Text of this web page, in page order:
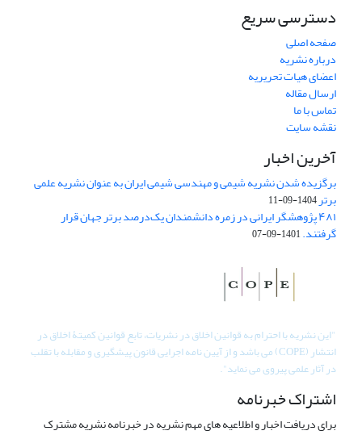
دسترسی سریع
صفحه اصلی
درباره نشریه
اعضای هیات تحریریه
ارسال مقاله
تماس با ما
نقشه سایت
آخرین اخبار
برگزیده شدن نشریه شیمی و مهندسی شیمی ایران به عنوان نشریه علمی
برتر1404-09-11
۴۸۱ پژوهشگر ایرانی در زمره دانشمندان یک‌درصد برتر جهان قرار
گرفتند.1401-09-07
"این نشریه با احترام به قوانین اخلاق در نشریات، تابع قوانین کمیتۀ اخلاق در
انتشار (COPE) می باشد و از آیین نامه اجرایی قانون پیشگیری و مقابله با تقلب
در آثار علمی پیروی می نماید".
اشتراک خبرنامه
برای دریافت اخبار و اطلاعیه های مهم نشریه در خبرنامه نشریه مشترک